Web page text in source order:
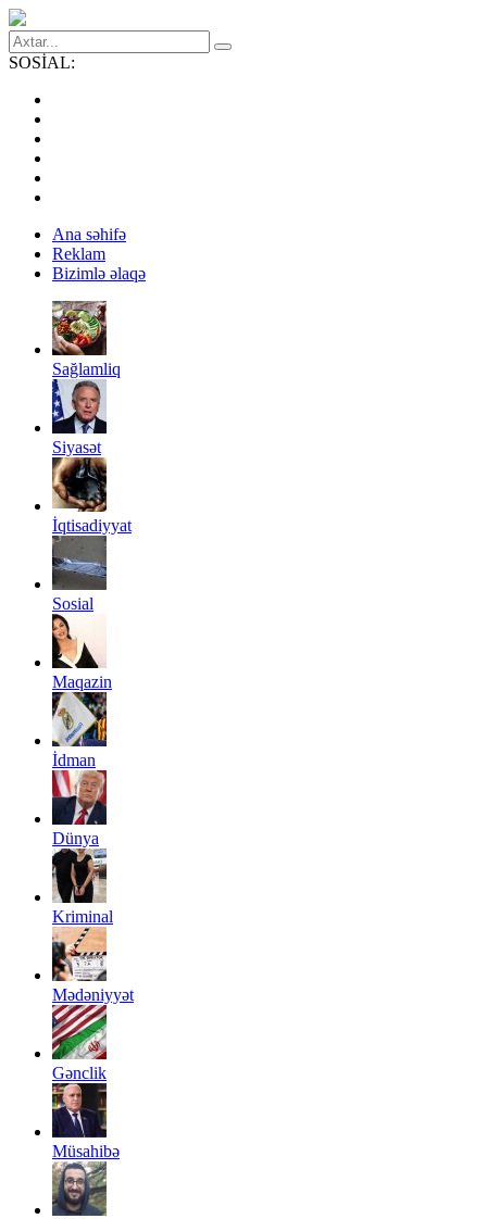
SOSİAL:
Ana səhifə
Reklam
Bizimlə əlaqə
Sağlamliq
Siyasət
İqtisadiyyat
Sosial
Maqazin
İdman
Dünya
Kriminal
Mədəniyyət
Gənclik
Müsahibə